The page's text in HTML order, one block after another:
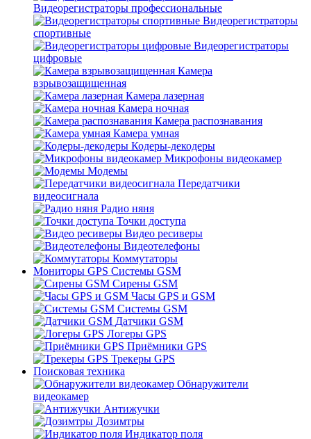
Видеорегистраторы профессиональные
Видеорегистраторы
спортивные
Видеорегистраторы
цифровые
Камера
взрывозащищенная
Камера лазерная
Камера ночная
Камера распознавания
Камера умная
Кодеры-декодеры
Микрофоны видеокамер
Модемы
Передатчики
видеосигнала
Радио няня
Точки доступа
Видео ресиверы
Видеотелефоны
Коммутаторы
Мониторы GPS Системы GSM
Сирены GSM
Часы GPS и GSM
Системы GSM
Датчики GSM
Логеры GPS
Приёмники GPS
Трекеры GPS
Поисковая техника
Обнаружители
видеокамер
Антижучки
Дозимтры
Индикатор поля